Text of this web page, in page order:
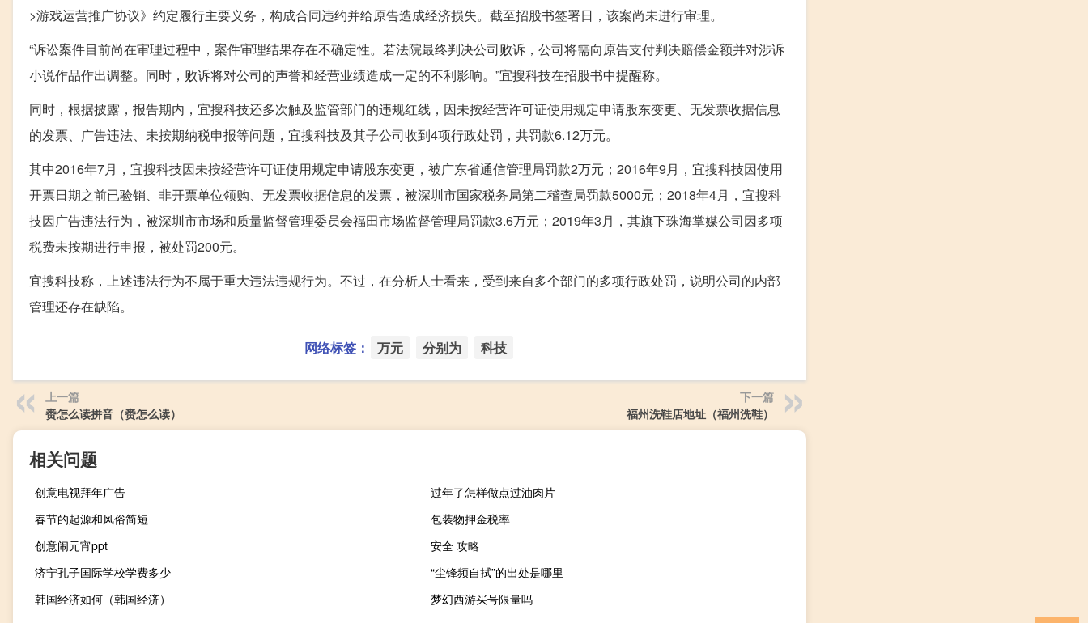
>游戏运营推广协议》约定履行主要义务，构成合同违约并给原告造成经济损失。截至招股书签署日，该案尚未进行审理。
“诉讼案件目前尚在审理过程中，案件审理结果存在不确定性。若法院最终判决公司败诉，公司将需向原告支付判决赔偿金额并对涉诉
小说作品作出调整。同时，败诉将对公司的声誉和经营业绩造成一定的不利影响。”宜搜科技在招股书中提醒称。
同时，根据披露，报告期内，宜搜科技还多次触及监管部门的违规红线，因未按经营许可证使用规定申请股东变更、无发票收据信息
的发票、广告违法、未按期纳税申报等问题，宜搜科技及其子公司收到4项行政处罚，共罚款6.12万元。
其中2016年7月，宜搜科技因未按经营许可证使用规定申请股东变更，被广东省通信管理局罚款2万元；2016年9月，宜搜科技因使用
开票日期之前已验销、非开票单位领购、无发票收据信息的发票，被深圳市国家税务局第二稽查局罚款5000元；2018年4月，宜搜科
技因广告违法行为，被深圳市市场和质量监督管理委员会福田市场监督管理局罚款3.6万元；2019年3月，其旗下珠海掌媒公司因多项
税费未按期进行申报，被处罚200元。
宜搜科技称，上述违法行为不属于重大违法违规行为。不过，在分析人士看来，受到来自多个部门的多项行政处罚，说明公司的内部
管理还存在缺陷。
网络标签： 万元 分别为 科技
上一篇
赉怎么读拼音（赉怎么读）
下一篇
福州洗鞋店地址（福州洗鞋）
相关问题
创意电视拜年广告
过年了怎样做点过油肉片
春节的起源和风俗简短
包装物押金税率
创意闹元宵ppt
安全 攻略
济宁孔子国际学校学费多少
“尘锋频自拭”的出处是哪里
韩国经济如何（韩国经济）
梦幻西游买号限量吗